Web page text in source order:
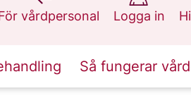
vårdpersonal
Logga in
Så fungerar